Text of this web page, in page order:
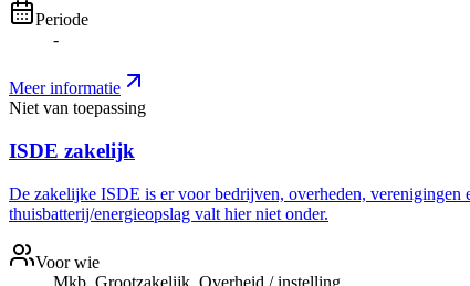
Periode
-
Meer informatie
Niet van toepassing
ISDE zakelijk
De zakelijke ISDE is er voor bedrijven, overheden,
thuisbatterij/energieopslag valt hier niet onder.
Voor wie
Mkb, Grootzakelijk, Overheid / instelling